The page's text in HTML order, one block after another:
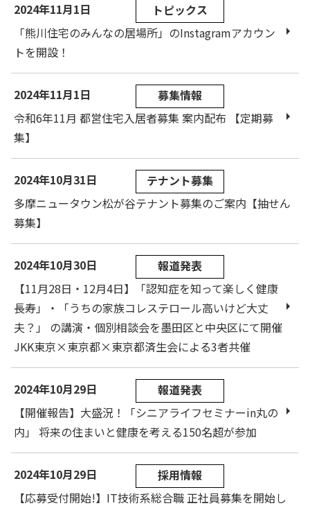
2024年11月1日
トピックス
「熊川住宅のみんなの居場所」のInstagramアカウン
トを開設！
2024年11月1日
募集情報
令和6年11月 都営住宅入居者募集 案内配布 【定期募
集】
2024年10月31日
テナント募集
多摩ニュータウン松が谷テナント募集のご案内【抽せん
募集】
2024年10月30日
報道発表
【11月28日・12月4日】「認知症を知って楽しく健康
長寿」・「うちの家族コレステロール高いけど大丈
夫？」 の講演・個別相談会を墨田区と中央区にて開催
JKK東京×東京都×東京都済生会による3者共催
2024年10月29日
報道発表
【開催報告】大盛況！「シニアライフセミナーin丸の
内」 将来の住まいと健康を考える150名超が参加
2024年10月29日
採用情報
【応募受付開始!】IT技術系総合職 正社員募集を開始し